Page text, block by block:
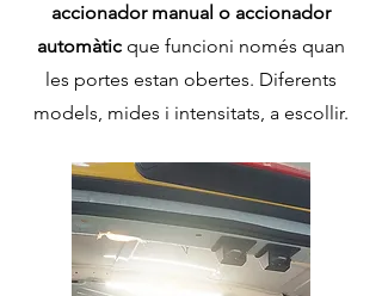
accionador manual o accionador
automàtic que funcioni només quan
les portes estan obertes. Diferents
models, mides i intensitats, a escollir.